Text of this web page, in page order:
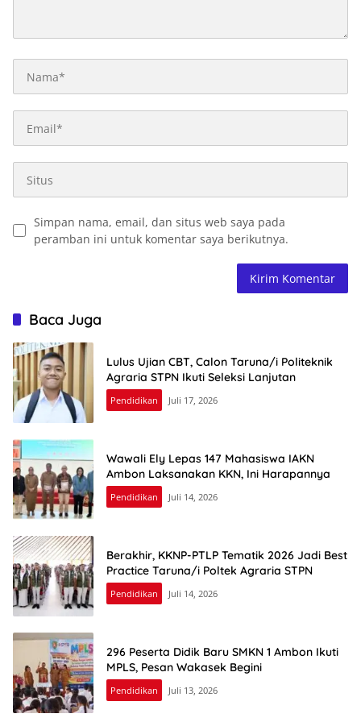
Simpan nama, email, dan situs web saya pada
peramban ini untuk komentar saya berikutnya.
Baca Juga
Lulus Ujian CBT, Calon Taruna/i Politeknik
Agraria STPN Ikuti Seleksi Lanjutan
Pendidikan Juli 17, 2026
Wawali Ely Lepas 147 Mahasiswa IAKN
Ambon Laksanakan KKN, Ini Harapannya
Pendidikan Juli 14, 2026
Berakhir, KKNP-PTLP Tematik 2026 Jadi Best
Practice Taruna/i Poltek Agraria STPN
Pendidikan Juli 14, 2026
296 Peserta Didik Baru SMKN 1 Ambon Ikuti
MPLS, Pesan Wakasek Begini
Pendidikan Juli 13, 2026